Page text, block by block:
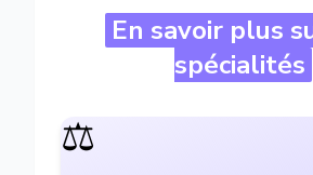
En savoir plus
spécialités
⚖️